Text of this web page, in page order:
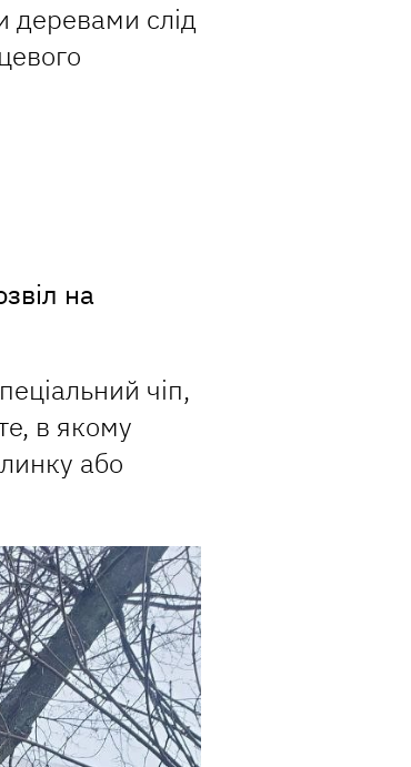
деревами слід
на
чіп,
в якому
або